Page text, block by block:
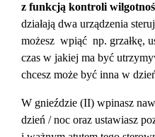
z funkcją kontroli
działają dwa urządzenia
możesz wpiąć np. grzałkę,
czas w jakiej ma być
chcesz może być inna w
W gnieździe (II) wpinasz
dzień / noc oraz ustawiasz